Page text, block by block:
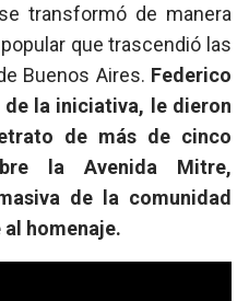
transformó de manera
que trascendió las
Buenos Aires. Federico
la iniciativa, le dieron
de más de cinco
la Avenida Mitre,
de la comunidad
homenaje.